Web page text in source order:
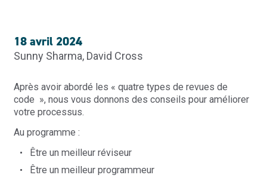
18 avril 2024
Sunny Sharma, David Cross
Après avoir abordé les « quatre types de revues de
code », nous vous donnons des conseils pour améliorer
votre processus.
Au programme :
Être un meilleur réviseur
Être un meilleur programmeur